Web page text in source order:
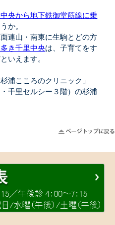
央から地下鉄御堂筋線に乗
か。
連山・南東に生駒とどの方
き千里中央は、子育てをす
いえます。
浦こころのクリニック」
千里セルシー３階）の杉浦